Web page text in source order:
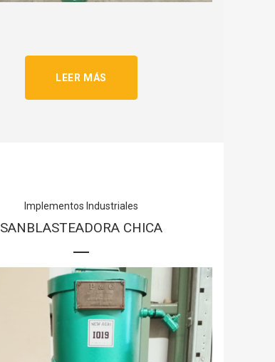
LEER MÁS
Implementos Industriales
SANBLASTEADORA CHICA